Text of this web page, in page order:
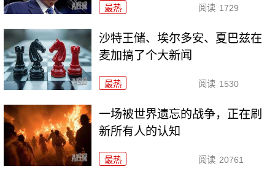
最热 阅读 1729
沙特王储、埃尔多安、夏巴兹在
麦加搞了个大新闻
最热 阅读 1530
一场被世界遗忘的战争，正在刷
新所有人的认知
最热 阅读 20761